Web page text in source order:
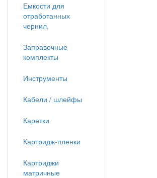
Емкости для
отработанных
чернил,
Заправочные
комплекты
Инструменты
Кабели / шлейфы
Каретки
Картридж-пленки
Картриджи
матричные